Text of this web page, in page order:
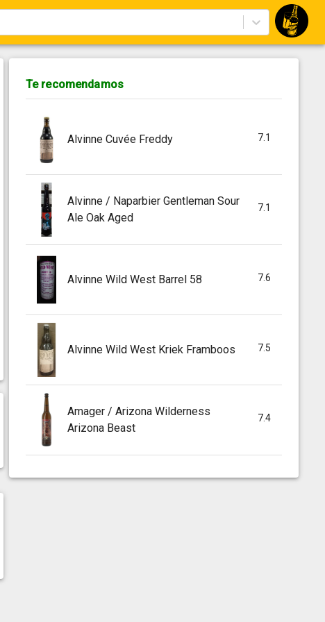
Te recomendamos
Alvinne Cuvée Freddy 7.1
Alvinne / Naparbier Gentleman Sour
Ale Oak Aged
7.1
Alvinne Wild West Barrel 58 7.6
Alvinne Wild West Kriek Framboos 7.5
Amager / Arizona Wilderness
Arizona Beast
7.4